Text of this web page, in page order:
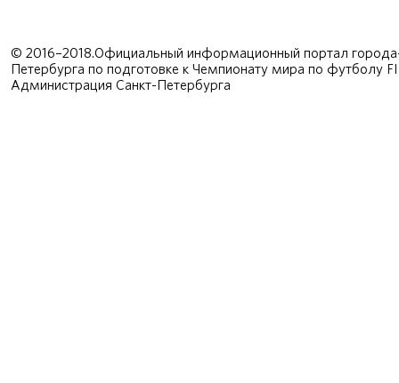
© 2016–2018.Официальный информационный портал
Петербурга по подготовке к Чемпионату мира по футболу
Администрация Санкт-Петербурга